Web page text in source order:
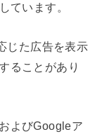
ています。
じた広告を表示
ることがあり
よびGoogleア